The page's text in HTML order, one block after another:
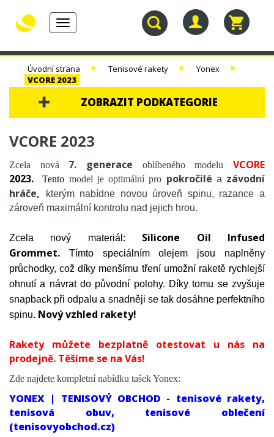
Toggle
navigation
30.
NAROZENINY
TENISOVÉ
TENISOVÉ
TENISOVÉ
Úvodní strana Tenisové rakety
Yonex
VCORE 2023
ZOBRAZIT PODKATEGORIE
TENIS DĚTEM
BALÍČKY RAKET
TESTOVACÍ RAKETY
WILSON
YONEX
MUSE 2026
VCORE 2026 NEW
PERCEPT 2025 NEW
VCORE SAND BEIGE 2024
VCORE 2023
EZONE 2022
VCORE PRO 2020
VCORE 2023
Zcela nová 7. generace oblíbeného modeluVCORE
2023.Tento model je optimální pro pokročilé a závodní
hráče,
kterým nabídne novou úroveň spinu, razance a
zároveň maximální kontrolu nad jejich hrou.
Zcela nový materiál: Silicone Oil Infused
Grommet.
Tímto speciálním olejem jsou naplněny
průchodky, což díky menšímu tření umožní raketě rychlejší
ohnutí a návrat do původní polohy. Díky tomu se zvyšuje
snapback při odpalu a snadněji se tak dosáhne perfektního
spinu. Nový vzhled rakety!
Rakety můžete bezplatně otestovat u nás na
prodejně. Těšíme se na Vás!
Zde najdete kompletní nabídku tašek Yonex:
YONEX | TENISOVÝ OBCHOD - tenisové rakety,
tenisová obuv, tenisové oblečení
(tenisovyobchod.cz)